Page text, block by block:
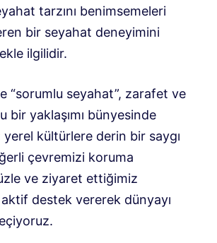
tarzını benimsemeleri
bir seyahat deneyimini
ilgilidir.
“sorumlu seyahat”, zarafet ve
bir yaklaşımı bünyesinde
yerel kültürlere derin bir saygı
çevremizi koruma
ve ziyaret ettiğimiz
destek vererek dünyayı